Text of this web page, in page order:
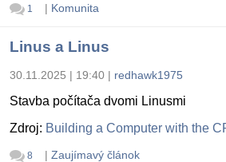
1 | Komunita
Linus a Linus
30.11.2025 | 19:40 | redhawk1975
Stavba počítača dvomi Linusmi
Zdroj: Building a Computer with the
8 | Zaujímavý článok